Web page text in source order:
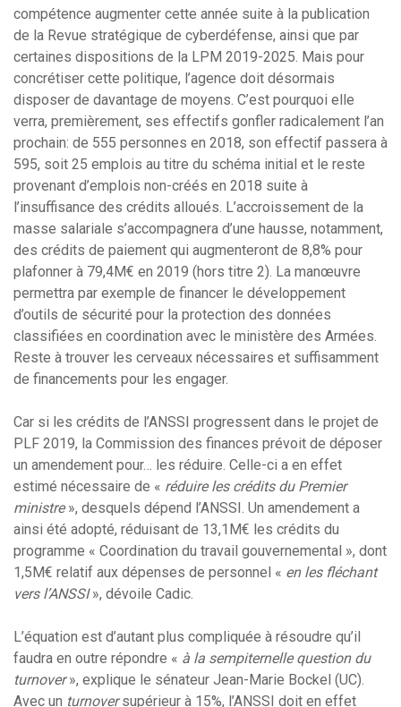
compétence augmenter cette année suite à la publication
de la Revue stratégique de cyberdéfense, ainsi que par
certaines dispositions de la LPM 2019-2025. Mais pour
concrétiser cette politique, l’agence doit désormais
disposer de davantage de moyens. C’est pourquoi elle
verra, premièrement, ses effectifs gonfler radicalement l’an
prochain: de 555 personnes en 2018, son effectif passera à
595, soit 25 emplois au titre du schéma initial et le reste
provenant d’emplois non-créés en 2018 suite à
l’insuffisance des crédits alloués. L’accroissement de la
masse salariale s’accompagnera d’une hausse, notamment,
des crédits de paiement qui augmenteront de 8,8% pour
plafonner à 79,4M€ en 2019 (hors titre 2). La manœuvre
permettra par exemple de financer le développement
d’outils de sécurité pour la protection des données
classifiées en coordination avec le ministère des Armées.
Reste à trouver les cerveaux nécessaires et suffisamment
de financements pour les engager.
Car si les crédits de l’ANSSI progressent dans le projet de
PLF 2019, la Commission des finances prévoit de déposer
un amendement pour… les réduire. Celle-ci a en effet
estimé nécessaire de « réduire les crédits du Premier
ministre», desquels dépend l’ANSSI. Un amendement a
ainsi été adopté, réduisant de 13,1M€ les crédits du
programme « Coordination du travail gouvernemental », dont
1,5M€ relatif aux dépenses de personnel « en les fléchant
vers l’ANSSI», dévoile Cadic.
L’équation est d’autant plus compliquée à résoudre qu’il
faudra en outre répondre « à la sempiternelle question du
turnover», explique le sénateur Jean-Marie Bockel (UC).
Avec un turnoversupérieur à 15%, l’ANSSI doit en effet